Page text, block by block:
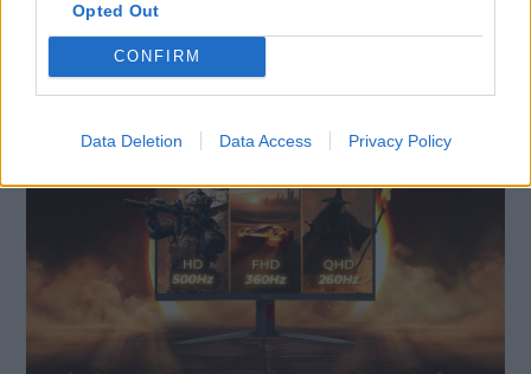
Opted Out
CONFIRM
Data Deletion Data Access Privacy Policy
SMARTPHONE E NON SOLO: TECNOGAZZETTA
AGON BY AOC PRESENTA IL NUOVO MONITOR
CON 3 REFRESH RATE: ECCO IL GAMING